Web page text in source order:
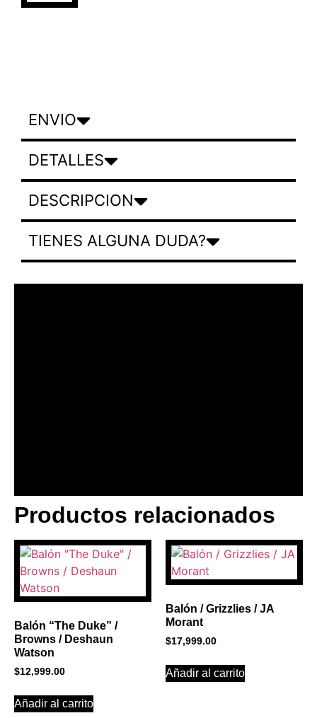
ENVIO
DETALLES
DESCRIPCION
TIENES ALGUNA DUDA?
BANNER CON
PROMOCIONES 1
Click Here
Productos relacionados
Balón “The Duke” /
Browns / Deshaun
Watson
$12,999.00
Añadir al carrito
Balón / Grizzlies / JA
Morant
$17,999.00
Añadir al carrito